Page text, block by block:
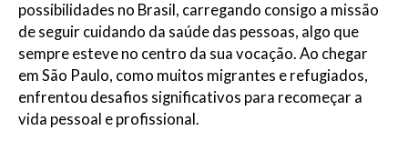
possibilidades no Brasil, carregando consigo a missão
de seguir cuidando da saúde das pessoas, algo que
sempre esteve no centro da sua vocação. Ao chegar
em São Paulo, como muitos migrantes e refugiados,
enfrentou desafios significativos para recomeçar a
vida pessoal e profissional.